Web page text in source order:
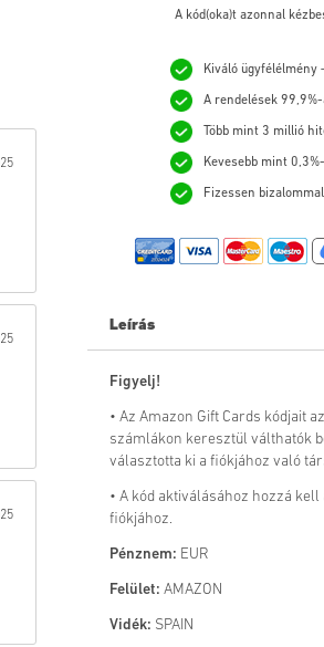
A kód(oka)t azonnal
Kiváló ügyfélélmény
A rendelések
Több mint 3 millió
Kevesebb mint
Fizessen
Leírás
Figyelj!
• Az Amazon Gift Cards kódjait az
számlákon keresztül válthatók
választotta ki a fiókjához való
• A kód aktiválásához hozzá
fiókjához.
Pénznem: EUR
Felület: AMAZON
Vidék: SPAIN